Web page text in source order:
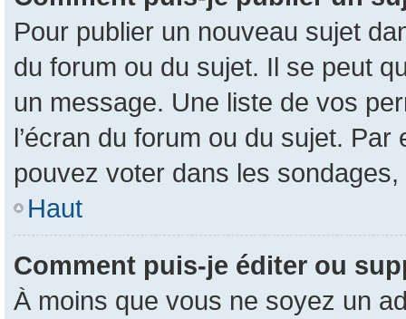
Pour publier un nouveau sujet
du forum ou du sujet. Il se peut
un message. Une liste de vos
l’écran du forum ou du sujet.
pouvez voter dans les sondages,
Haut
Comment puis-je éditer ou
À moins que vous ne soyez un